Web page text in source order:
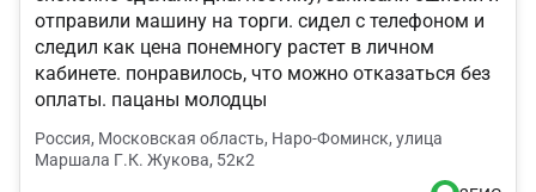
отправили машину на торги. сидел с телефоном и
следил как цена понемногу растет в личном
кабинете. понравилось, что можно отказаться без
оплаты. пацаны молодцы
Россия, Московская область, Наро-Фоминск, улица
Маршала Г.К. Жукова, 52к2